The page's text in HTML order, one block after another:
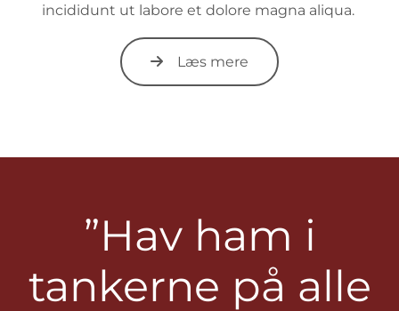
incididunt ut labore et dolore magna aliqua.
Læs mere
”Hav ham i
tankerne på alle